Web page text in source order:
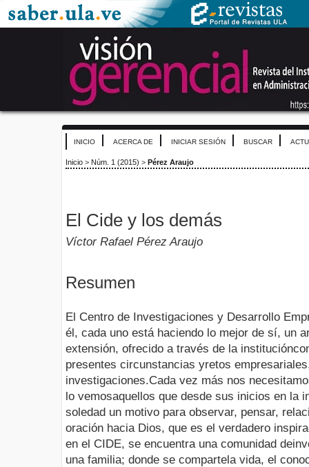
INICIO ACERCA DE INICIAR SESIÓN BUSCAR
Inicio > Núm. 1 (2015) > Pérez Araujo
El Cide y los demás
Víctor Rafael Pérez Araujo
Resumen
El Centro de Investigaciones y Desarrollo
él, cada uno está haciendo lo mejor de sí, un
extensión, ofrecido a través de la
presentes circunstancias yretos
investigaciones.Cada vez más nos
lo vemosaquellos que desde sus inicios en la
soledad un motivo para observar, pensar,
oración hacia Dios, que es el verdadero
en el CIDE, se encuentra una comunidad
una familia; donde se compartela vida, el